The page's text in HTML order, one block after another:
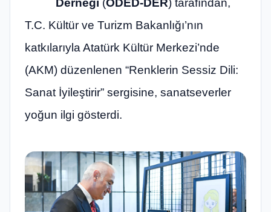
Derneği (ODED-DER) tarafından,
T.C. Kültür ve Turizm Bakanlığı’nın
katkılarıyla Atatürk Kültür Merkezi’nde
(AKM) düzenlenen “Renklerin Sessiz Dili:
Sanat İyileştirir” sergisine, sanatseverler
yoğun ilgi gösterdi.